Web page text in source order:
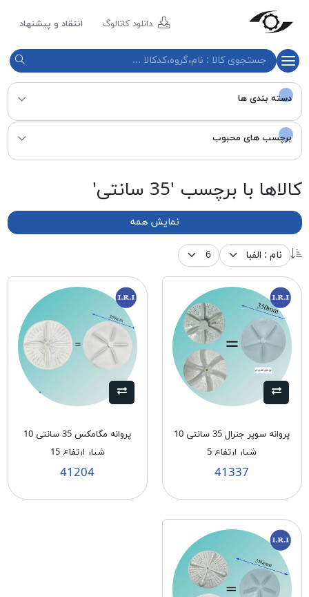
دانلود کاتالوگ انتقاد و پیشنهاد
دسته بندی ها
برچسب های محبوب
کالاها با برچسب '35 سانتی'
نمایش همه
پروانه سوپر جنرال 35 سانتی 10
شیار ارتفاع 5
41337
پروانه مگامکس 35 سانتی 10
شیار ارتفاع 15
41204